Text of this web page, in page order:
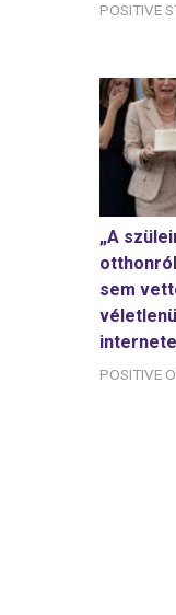
POSITIVE
„A
sem
POSITIVE